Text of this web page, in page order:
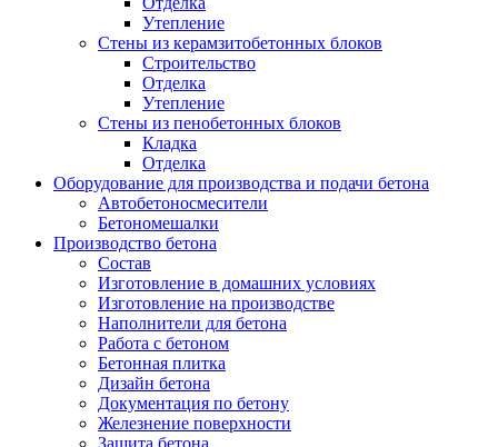
Утепление
Стены из керамзитобетонных блоков
Строительство
Отделка
Утепление
Стены из пенобетонных блоков
Кладка
Отделка
Оборудование для производства и подачи бетона
Автобетоносмесители
Бетономешалки
Производство бетона
Состав
Изготовление в домашних условиях
Изготовление на производстве
Наполнители для бетона
Работа с бетоном
Бетонная плитка
Дизайн бетона
Документация по бетону
Железнение поверхности
Защита бетона